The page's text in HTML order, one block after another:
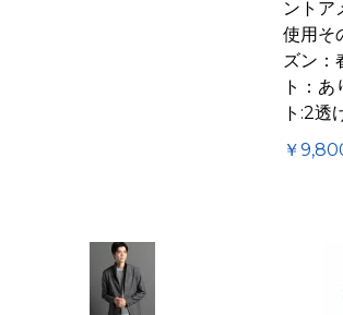
ントア
使用そ
ズン：
ト：あ
ト:2透
￥